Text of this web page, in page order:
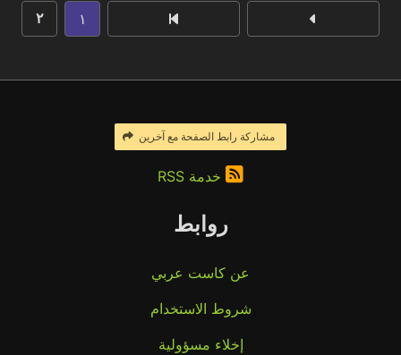
١ ٢
مشاركة رابط الصفحة مع آخرين
خدمة RSS
روابط
عن كاست عربي
شروط الاستخدام
إخلاء مسؤولية